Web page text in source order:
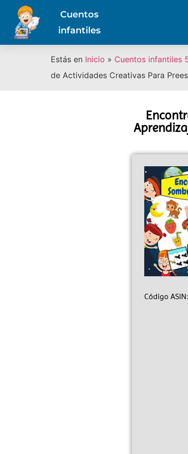
Cuentos
infantiles
Estás en Inicio » Cuentos infantiles
de Actividades Creativas Para
Código